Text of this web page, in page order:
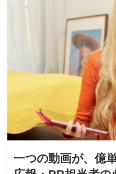
一つの動画が、億